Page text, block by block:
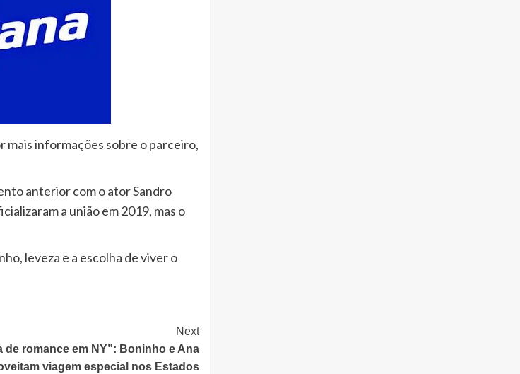
mais informações sobre o parceiro,
anterior com o ator Sandro
a união em 2019, mas o
leveza e a escolha de viver o
Next
de romance em NY”: Boninho e Ana
viagem especial nos Estados